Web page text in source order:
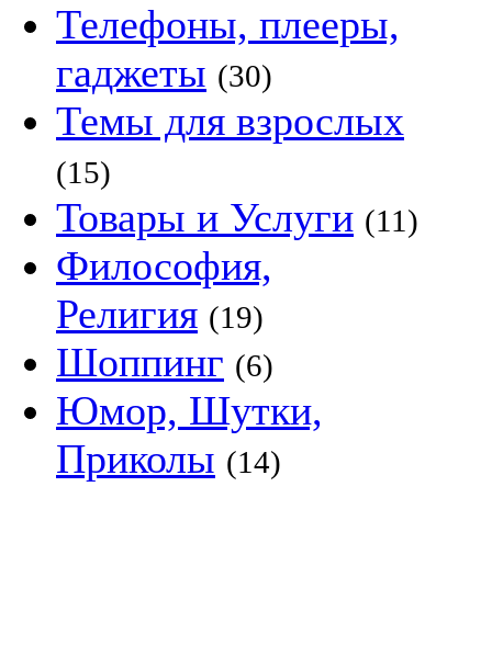
Телефоны, плееры,
гаджеты (30)
Темы для взрослых
(15)
Товары и Услуги (11)
Философия,
Религия (19)
Шоппинг (6)
Юмор, Шутки,
Приколы (14)